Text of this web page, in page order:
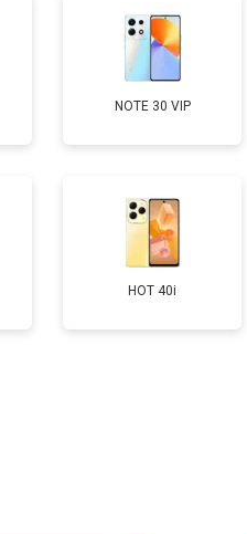
от 950 ₽
от 1750 ₽
NOTE 30 VIP
HOT 40i